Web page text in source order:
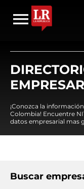
¡Conozca la
Colombia! Encuentre
datos empresarial mas
Buscar